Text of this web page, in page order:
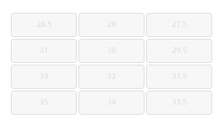
27.5
27.5
28
28
28.5
28.5
29.5
29.5
30
30
31
31
31.5
31.5
32
32
33
33
33.5
33.5
34
34
35
35